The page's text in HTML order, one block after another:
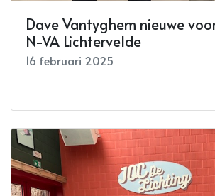
Dave Vantyghem nieuwe
N-VA Lichtervelde
16 februari 2025